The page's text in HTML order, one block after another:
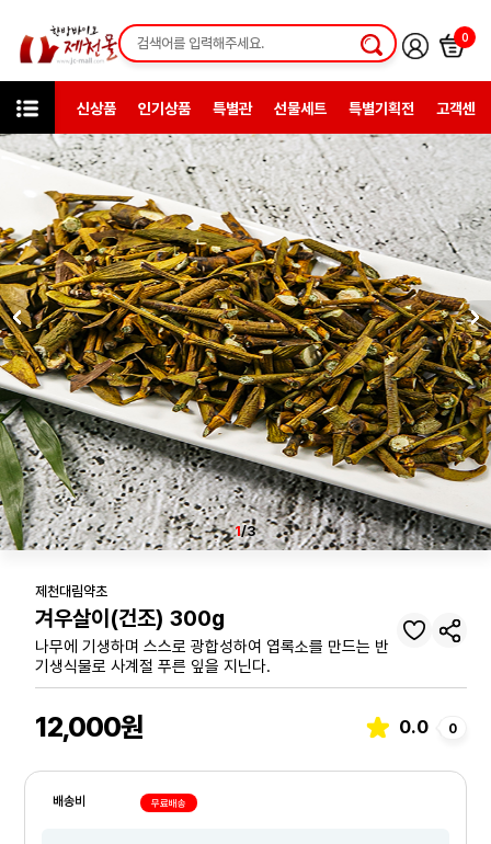
0
신상품 인기상품 특별관 선물세트 특별기획전 고객센터
카테고리 한방약초
1/3
제천대림약초
겨우살이(건조) 300g
나무에 기생하며 스스로 광합성하여 엽록소를 만드는 반
기생식물로 사계절 푸른 잎을 지닌다.
12,000원 0.0 0
배송비 무료배송